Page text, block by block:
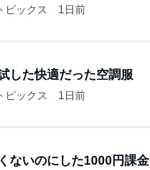
ピックス 1日前
した快適だった空調服
ピックス 1日前
ないのにした1000円課金